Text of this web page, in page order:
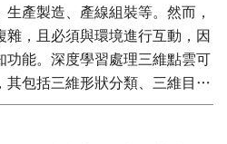
能處理金屬表面反光與隨機堆
3D 視覺辨識，輔助機械手臂完
提升精度與效率。
產製造、產線組裝等。然而，
，且必須與環境進行互動，因
功能。深度學習處理三維點雲可
其包括三維形狀分類、三維目標
割三大任務。3D感測器所收集
以表示空間中大量的幾何、形